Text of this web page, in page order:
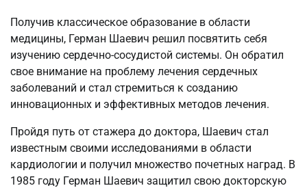
Получив классическое образование в области
медицины, Герман Шаевич решил посвятить себя
изучению сердечно-сосудистой системы. Он обратил
свое внимание на проблему лечения сердечных
заболеваний и стал стремиться к созданию
инновационных и эффективных методов лечения.
Пройдя путь от стажера до доктора, Шаевич стал
известным своими исследованиями в области
кардиологии и получил множество почетных наград. В
1985 году Герман Шаевич защитил свою докторскую